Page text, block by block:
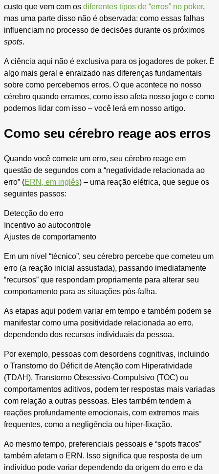
custo que vem com os diferentes tipos de “erros” no poker,
mas uma parte disso não é observada: como essas falhas
influenciam no processo de decisões durante os próximos
spots.
A ciência aqui não é exclusiva para os jogadores de poker. É
algo mais geral e enraizado nas diferenças fundamentais
sobre como percebemos erros. O que acontece no nosso
cérebro quando erramos, como isso afeta nosso jogo e como
podemos lidar com isso – você lerá em nosso artigo.
Como seu cérebro reage aos erros
Quando você comete um erro, seu cérebro reage em
questão de segundos com a “negatividade relacionada ao
erro” (ERN, em inglês) – uma reação elétrica, que segue os
seguintes passos:
Detecção do erro
Incentivo ao autocontrole
Ajustes de comportamento
Em um nível “técnico”, seu cérebro percebe que cometeu um
erro (a reação inicial assustada), passando imediatamente
“recursos” que respondam propriamente para alterar seu
comportamento para as situações pós-falha.
As etapas aqui podem variar em tempo e também podem se
manifestar como uma positividade relacionada ao erro,
dependendo dos recursos individuais da pessoa.
Por exemplo, pessoas com desordens cognitivas, incluindo
o Transtorno do Déficit de Atenção com Hiperatividade
(TDAH), Transtorno Obsessivo-Compulsivo (TOC) ou
comportamentos aditivos, podem ter respostas mais variadas
com relação a outras pessoas. Eles também tendem a
reações profundamente emocionais, com extremos mais
frequentes, como a negligência ou hiper-fixação.
Ao mesmo tempo, preferenciais pessoais e “spots fracos”
também afetam o ERN. Isso significa que resposta de um
indivíduo pode variar dependendo da origem do erro e da